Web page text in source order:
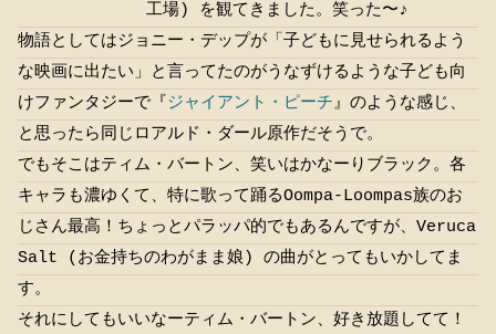
工場) を観てきました。笑った〜♪
物語としてはジョニー・デップが「子どもに見せられるよう
な映画に出たい」と言ってたのがうなずけるような子ども向
けファンタジーで『 ジャイアント・ピーチ』のような感じ、
と思ったら同じロアルド・ダール原作だそうで。
でもそこはティム・バートン、笑いはかなーりブラック。各
キャラも濃ゆくて、特に歌って踊るOompa-Loompas族のお
じさん最高！ちょっとパラッパ的でもあるんですが、Veruca
Salt (お金持ちのわがまま娘) の曲がとってもいかしてま
す。
それにしてもいいなーティム・バートン、好き放題してて！